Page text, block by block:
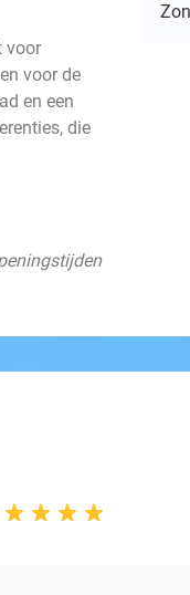
voor
voor de
en een
die